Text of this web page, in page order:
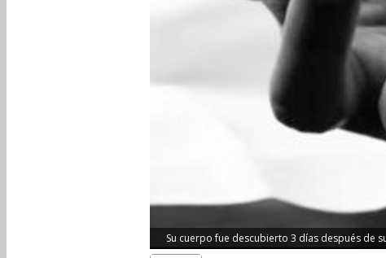
Su cuerpo fue descubierto 3 días después de